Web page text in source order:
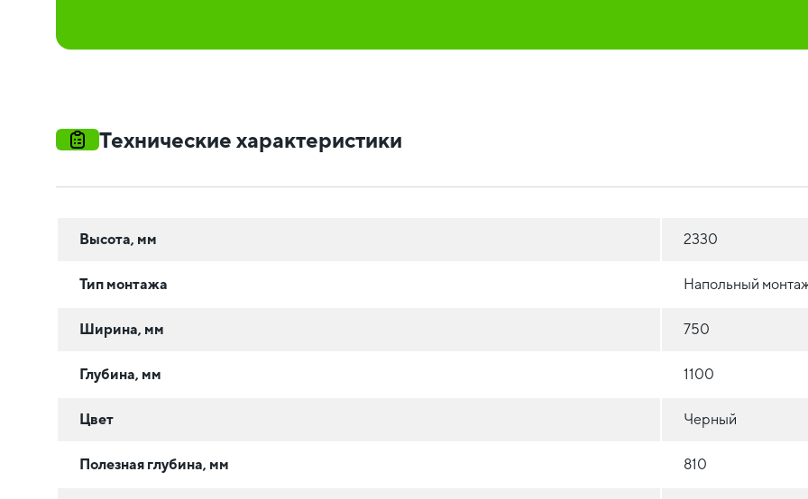
Технические характеристики
Высота, мм 2330
Тип монтажа Напольный
Ширина, мм 750
Глубина, мм 1100
Цвет Черный
Полезная глубина, мм 810